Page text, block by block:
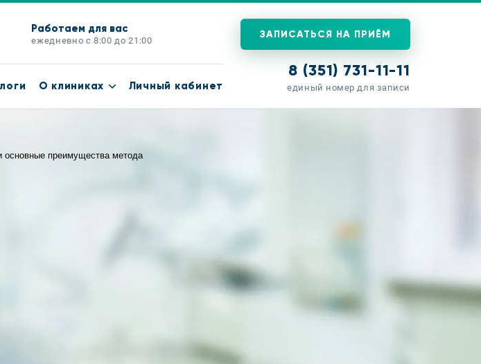
Работаем для вас
ежедневно с 8:00 до 21:00
ЗАПИСАТЬСЯ НА ПРИЁМ
О клиниках Личный кабинет
8 (351) 731-11-11
единый номер для записи
основные преимущества метода